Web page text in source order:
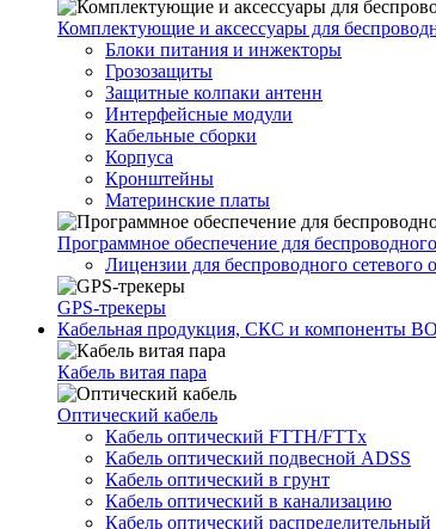
Комплектующие и аксессуары для
Блоки питания и инжекторы
Грозозащиты
Защитные колпаки антенн
Интерфейсные модули
Кабельные сборки
Корпуса
Кронштейны
Материнские платы
Программное обеспечение для
Лицензии для беспроводного сетевого
GPS-трекеры
Кабельная продукция, СКС и компоненты
Кабель витая пара
Оптический кабель
Кабель оптический FTTH/FTTx
Кабель оптический подвесной ADSS
Кабель оптический в грунт
Кабель оптический в канализацию
Кабель оптический распределительный